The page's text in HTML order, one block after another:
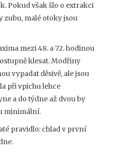
Pokud však šlo o extrakci
zubu, malé otoky jsou
mezi 48. a 72. hodinou
klesat. Modřiny
vypadat děsivě, ale jsou
při vpichu lehce
a do týdne až dvou by
minimální.
pravidlo: chlad v první